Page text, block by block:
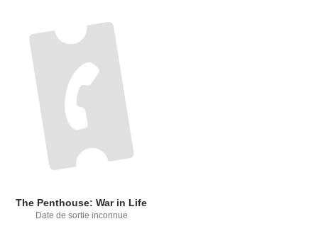
The Penthouse: War in Life
Date de sortie inconnue